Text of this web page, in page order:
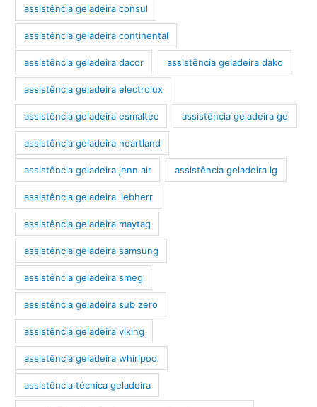
assistência geladeira consul
assistência geladeira continental
assistência geladeira dacor assistência geladeira dako
assistência geladeira electrolux
assistência geladeira esmaltec assistência geladeira ge
assistência geladeira heartland
assistência geladeira jenn air assistência geladeira lg
assistência geladeira liebherr
assistência geladeira maytag
assistência geladeira samsung
assistência geladeira smeg
assistência geladeira sub zero
assistência geladeira viking
assistência geladeira whirlpool
assistência técnica geladeira